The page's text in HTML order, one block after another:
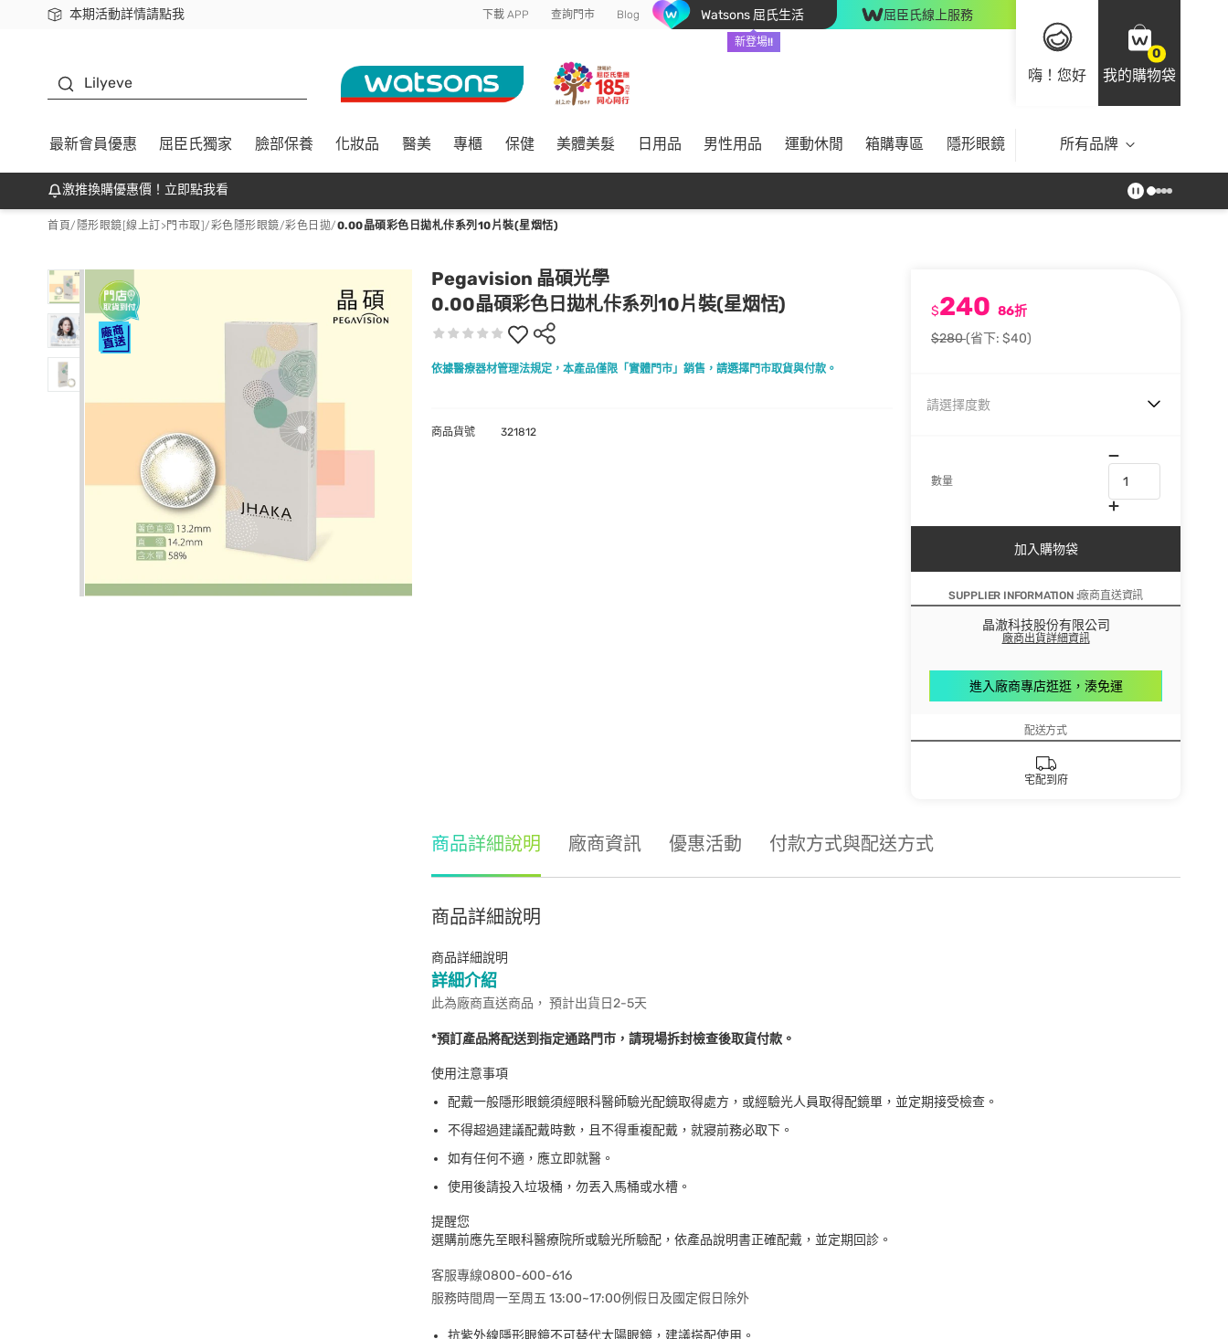
本期活動詳情請點我
下載app最高回饋$350 下載 APP 查詢門市 Blog Watsons 屈氏生活
新登場!!
屈臣氏線上服務
嗨！您好
0
我的購物袋
Lilyeve
最新會員優惠 屈臣氏獨家 臉部保養 化妝品 醫美 專櫃 保健 美體美髮 日用品 男性用品 運動休閒 箱購專區 隱形眼鏡 所有品牌
激推換購優惠價！立即點我看
首頁/ 隱形眼鏡[線上訂>門市取]/彩色隱形眼鏡/彩色日拋/0.00晶碩彩色日拋札佧系列10片裝(星烟恬)
Pegavision 晶碩光學
0.00晶碩彩色日拋札佧系列10片裝(星烟恬)
依據醫療器材管理法規定，本產品僅限「實體門市」銷售，請選擇門市取貨與付款。
$240 86折
$280(省下: $40)
請選擇度數
數量
加入購物袋
SUPPLIER INFORMATION :廠商直送資訊
晶澈科技股份有限公司
廠商出貨詳細資訊
進入廠商專店逛逛，湊免運
配送方式
宅配到府
商品貨號 321812
商品詳細說明 廠商資訊 優惠活動 付款方式與配送方式
商品詳細說明
商品詳細說明
詳細介紹
此為廠商直送商品， 預計出貨日2-5天
*預訂產品將配送到指定通路門市，請現場拆封檢查後取貨付款。
使用注意事項
配戴一般隱形眼鏡須經眼科醫師驗光配鏡取得處方，或經驗光人員取得配鏡單，並定期接受檢查。
不得超過建議配戴時數，且不得重複配戴，就寢前務必取下。
如有任何不適，應立即就醫。
使用後請投入垃圾桶，勿丟入馬桶或水槽。
提醒您
選購前應先至眼科醫療院所或驗光所驗配，依產品說明書正確配戴，並定期回診。
客服專線0800-600-616
服務時間周一至周五 13:00~17:00例假日及國定假日除外
抗紫外線隱形眼鏡不可替代太陽眼鏡，建議搭配使用。